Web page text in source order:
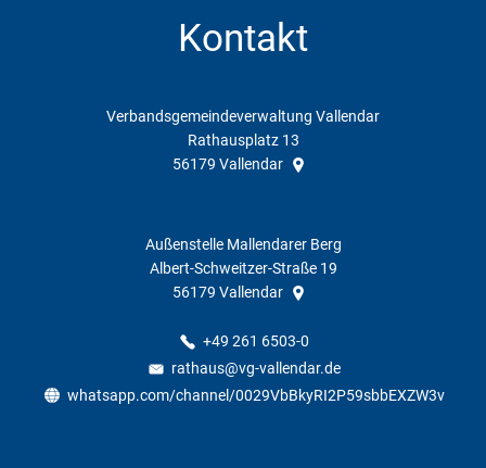
Kontakt
Verbandsgemeindeverwaltung Vallendar
Rathausplatz 13
56179 Vallendar
Außenstelle Mallendarer Berg
Albert-Schweitzer-Straße 19
56179 Vallendar
+49 261 6503-0
rathaus@vg-vallendar.de
whatsapp.com/channel/0029VbBkyRI2P59sbbEXZW3v